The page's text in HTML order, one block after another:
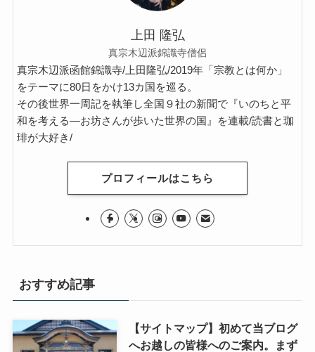
上田 隆弘
真宗木辺派錦識寺僧侶
真宗木辺派函館錦識寺/上田隆弘/2019年「宗教とは何か」
をテーマに80日をかけ13カ国を巡る。
その後世界一周記を執筆し全国９社の新聞で『いのちと平
和を考える―お坊さんが歩いた世界の国』を連載/読書と珈
琲が大好き/
プロフィールはこちら
おすすめ記事
【サイトマップ】初めて当ブログ
へお越しの皆様へのご案内。まず